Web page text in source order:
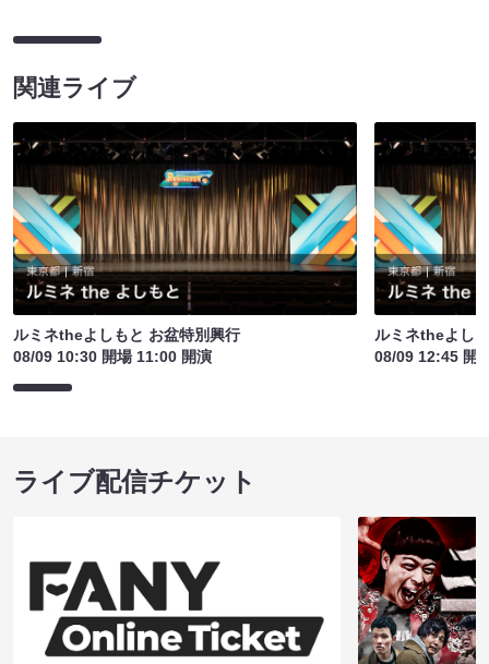
関連ライブ
ルミネtheよしもと お盆特別興行
08/09 10:30 開場 11:00 開演
ルミネtheよし
08/09 12:45 開
ライブ配信チケット